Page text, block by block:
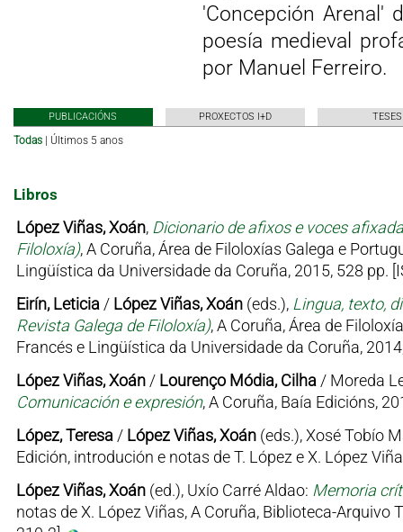
'Concepción Arenal'
poesía medieval
por Manuel Ferreiro.
PUBLICACIÓNS PROXECTOS I+D TESES
Todas Últimos 5 anos
Libros
López Viñas, Xoán, Dicionario de afixos e voces
Filoloxía), A Coruña, Área de Filoloxías Galega e
Lingüística da Universidade da Coruña, 2015, 528 pp.
Eirín, Leticia / López Viñas, Xoán(eds.), Lingua, texto,
Revista Galega de Filoloxía), A Coruña, Área de
Francés e Lingüística da Universidade da Coruña,
López Viñas, Xoán/ Lourenço Módia, Cilha / Moreda
Comunicación e expresión, A Coruña, Baía Edicións,
López, Teresa / López Viñas, Xoán(eds.), Xosé Tobío
Edición, introdución e notas de T. López e X. López
López Viñas, Xoán(ed.), Uxío Carré Aldao: Memoria
notas de X. López Viñas, A Coruña, Biblioteca-